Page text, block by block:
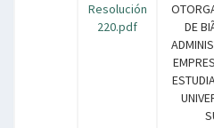
Resolución
220.pdf
DE